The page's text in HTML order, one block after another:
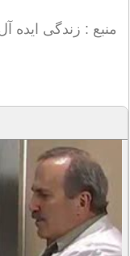
منبع : زندگی ایده